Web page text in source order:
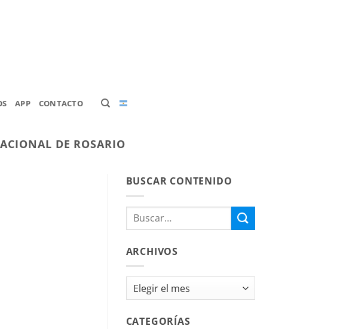
APP CONTACTO
DE ROSARIO
BUSCAR CONTENIDO
ARCHIVOS
Archivos
CATEGORÍAS